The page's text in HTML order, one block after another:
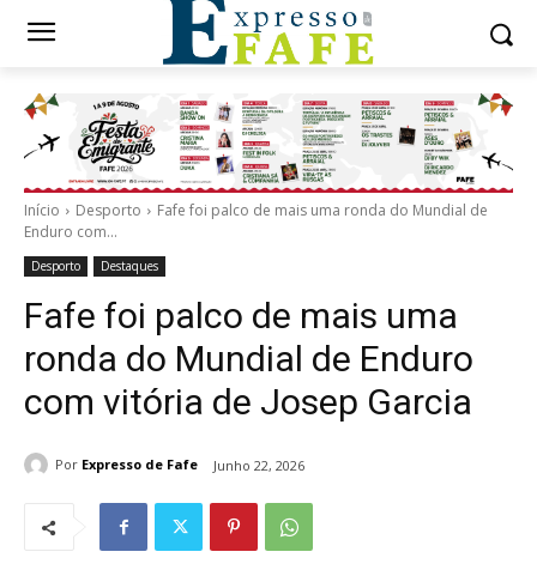
Início Desporto
Fafe foi palco de mais uma ronda do Mundial de
Enduro com...
Desporto Destaques
Fafe foi palco de mais uma
ronda do Mundial de Enduro
com vitória de Josep Garcia
Por Expresso de Fafe Junho 22, 2026